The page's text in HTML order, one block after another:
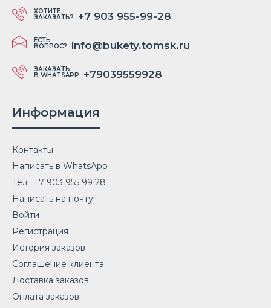
ХОТИТЕ
ЗАКАЗАТЬ? +7 903 955-99-28
ЕСТЬ
ВОПРОС? info@bukety.tomsk.ru
ЗАКАЗАТЬ
В WHATSAPP +79039559928
Информация
Контакты
Написать в WhatsApp
Тел.: +7 903 955 99 28
Написать на почту
Войти
Регистрация
История заказов
Соглашение клиента
Доставка заказов
Оплата заказов